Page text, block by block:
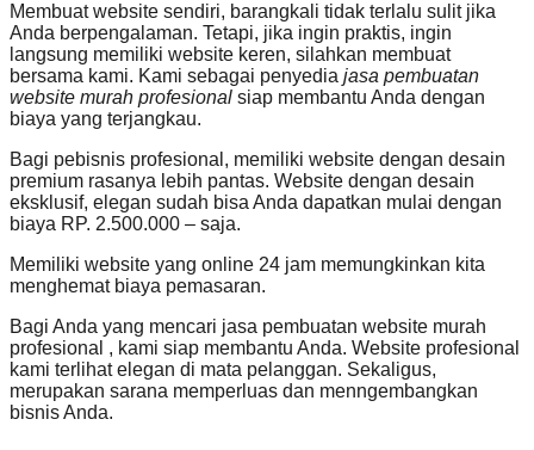
Membuat website sendiri, barangkali tidak terlalu sulit jika
Anda berpengalaman. Tetapi, jika ingin praktis, ingin
langsung memiliki website keren, silahkan membuat
bersama kami. Kami sebagai penyedia jasa pembuatan
website murah profesional siap membantu Anda dengan
biaya yang terjangkau.
Bagi pebisnis profesional, memiliki website dengan desain
premium rasanya lebih pantas. Website dengan desain
eksklusif, elegan sudah bisa Anda dapatkan mulai dengan
biaya RP. 2.500.000 – saja.
Memiliki website yang online 24 jam memungkinkan kita
menghemat biaya pemasaran.
Bagi Anda yang mencari jasa pembuatan website murah
profesional , kami siap membantu Anda. Website profesional
kami terlihat elegan di mata pelanggan. Sekaligus,
merupakan sarana memperluas dan menngembangkan
bisnis Anda.